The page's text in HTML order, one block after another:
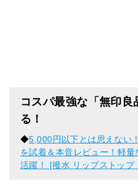
コスパ最強な「無印
る！
◆5,000円以下とは思えない
を試着＆本音レビュー！軽
活躍！ [撥水 リップストップ